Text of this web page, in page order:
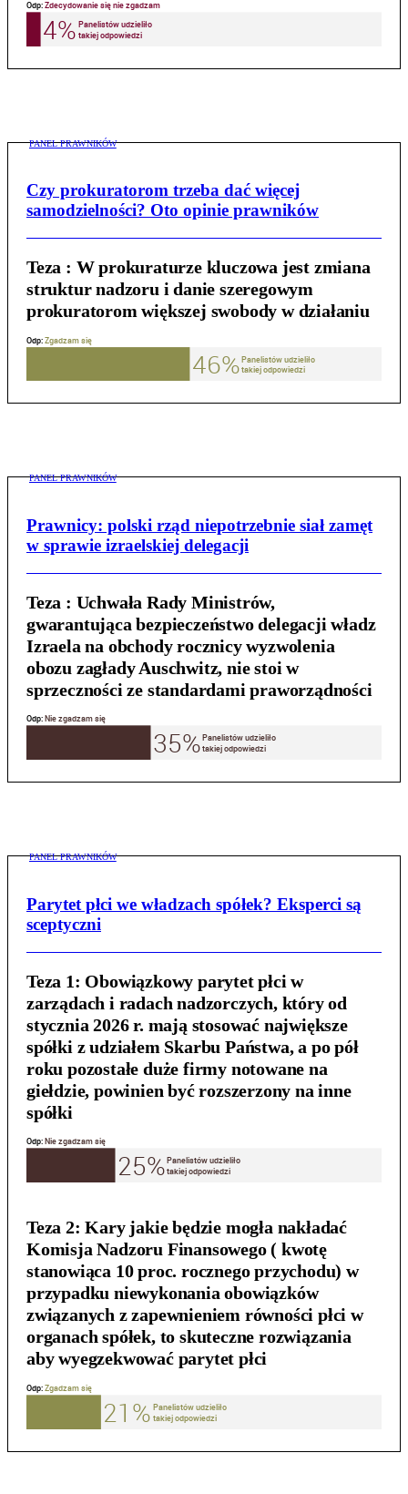
PANEL PRAWNIKÓW
Czy prokuratorom trzeba dać więcej
samodzielności? Oto opinie prawników
Teza : W prokuraturze kluczowa jest zmiana
struktur nadzoru i danie szeregowym
prokuratorom większej swobody w działaniu
PANEL PRAWNIKÓW
Prawnicy: polski rząd niepotrzebnie siał zamęt
w sprawie izraelskiej delegacji
Teza : Uchwała Rady Ministrów,
gwarantująca bezpieczeństwo delegacji władz
Izraela na obchody rocznicy wyzwolenia
obozu zagłady Auschwitz, nie stoi w
sprzeczności ze standardami praworządności
PANEL PRAWNIKÓW
Parytet płci we władzach spółek? Eksperci są
sceptyczni
Teza 1: Obowiązkowy parytet płci w
zarządach i radach nadzorczych, który od
stycznia 2026 r. mają stosować największe
spółki z udziałem Skarbu Państwa, a po pół
roku pozostałe duże firmy notowane na
giełdzie, powinien być rozszerzony na inne
spółki
Teza 2: Kary jakie będzie mogła nakładać
Komisja Nadzoru Finansowego ( kwotę
stanowiąca 10 proc. rocznego przychodu) w
przypadku niewykonania obowiązków
związanych z zapewnieniem równości płci w
organach spółek, to skuteczne rozwiązania
aby wyegzekwować parytet płci